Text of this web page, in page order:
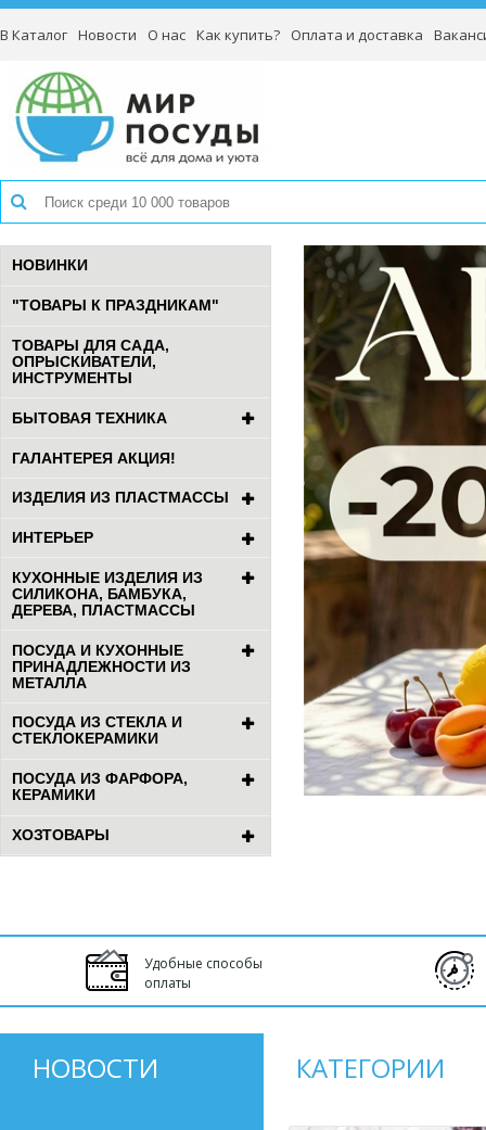
В Каталог Новости О нас Как купить? Оплата и доставка
НОВИНКИ
"ТОВАРЫ К ПРАЗДНИКАМ"
ТОВАРЫ ДЛЯ САДА,
ОПРЫСКИВАТЕЛИ,
ИНСТРУМЕНТЫ
БЫТОВАЯ ТЕХНИКА
ГАЛАНТЕРЕЯ АКЦИЯ!
ИЗДЕЛИЯ ИЗ ПЛАСТМАССЫ
ИНТЕРЬЕР
КУХОННЫЕ ИЗДЕЛИЯ ИЗ
СИЛИКОНА, БАМБУКА,
ДЕРЕВА, ПЛАСТМАССЫ
ПОСУДА И КУХОННЫЕ
ПРИНАДЛЕЖНОСТИ ИЗ
МЕТАЛЛА
ПОСУДА ИЗ СТЕКЛА И
СТЕКЛОКЕРАМИКИ
ПОСУДА ИЗ ФАРФОРА,
КЕРАМИКИ
ХОЗТОВАРЫ
Удобные способы
оплаты
НОВОСТИ КАТЕГОРИИ